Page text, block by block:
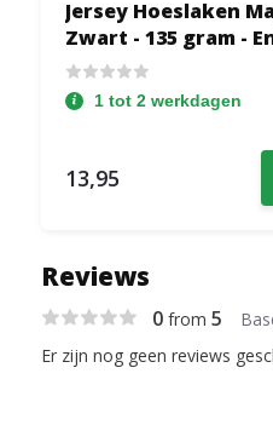
Jersey Hoeslaken
Zwart - 135 gram -
1 tot 2 werkdagen
13,95
Reviews
0from 5
Er zijn nog geen reviews